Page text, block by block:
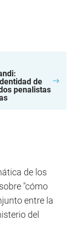
de
penalistas
de los
"cómo
entre la
del